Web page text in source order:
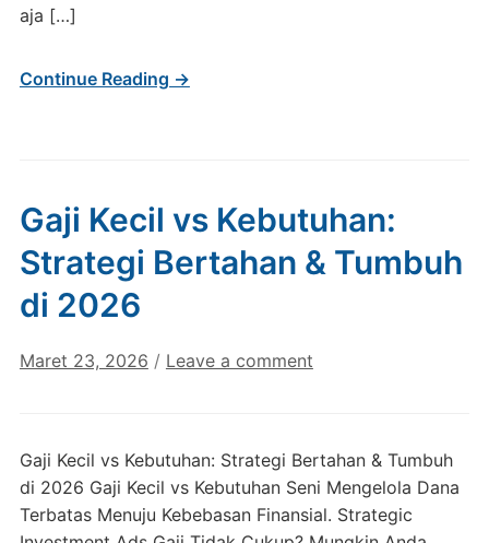
aja […]
Continue Reading →
Gaji Kecil vs Kebutuhan:
Strategi Bertahan & Tumbuh
di 2026
Maret 23, 2026 / Leave a comment
Gaji Kecil vs Kebutuhan: Strategi Bertahan & Tumbuh
di 2026 Gaji Kecil vs Kebutuhan Seni Mengelola Dana
Terbatas Menuju Kebebasan Finansial. Strategic